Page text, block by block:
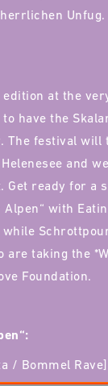
at the
have the
The festival will
and
Get ready for a
with
are taking the
Foundation.
/ Bommel Rave]